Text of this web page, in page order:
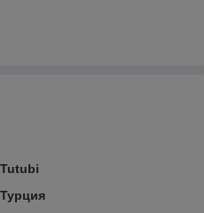
Tutubi
Турция